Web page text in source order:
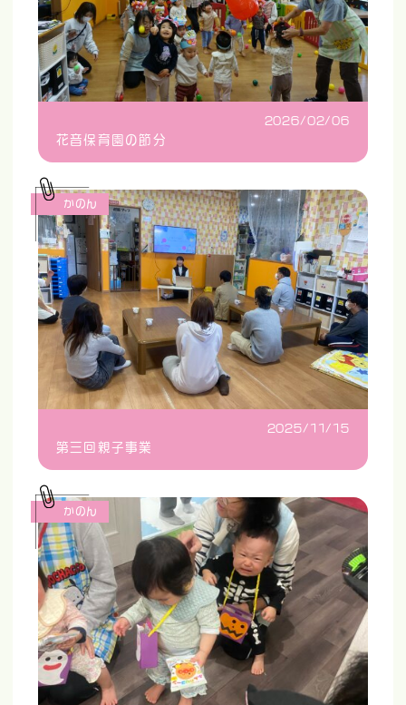
2026/02/06
花音保育園の節分
2025/11/15
第三回親子事業
かのん
かのん